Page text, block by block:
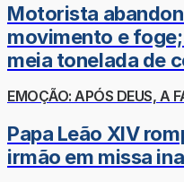
Motorista
movimento e foge;
meia tonelada de
EMOÇÃO: APÓS DEUS, A
Papa Leão XIV
irmão em missa